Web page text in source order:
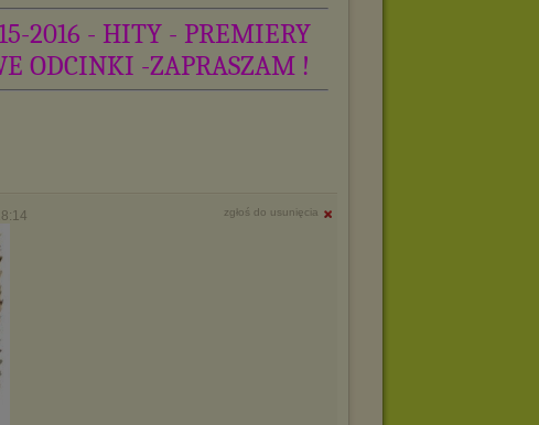
2016 - HITY - PREMIERY
ODCINKI -ZAPRASZAM !
zgłoś do usunięcia